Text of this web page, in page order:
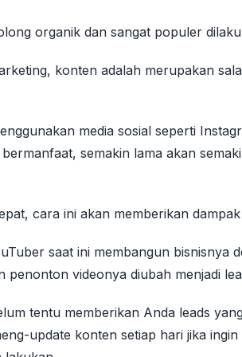
organik dan sangat populer
konten adalah merupakan
media sosial seperti
semakin lama akan
cara ini akan memberikan
saat ini membangun bisnisnya
penonton videonya diubah menjadi
tentu memberikan Anda leads
update konten setiap hari jika